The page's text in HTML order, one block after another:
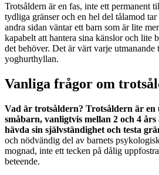
Trotsåldern är en fas, inte ett permanent
tydliga gränser och en hel del tålamod
andra sidan väntar ett barn som är lite
kapabelt att hantera sina känslor och lite
det behöver. Det är värt varje utmanande
yoghurthyllan.
Vanliga frågor om
Vad är trotsåldern? Trotsåldern är en
småbarn, vanligtvis mellan 2 och 4
hävda sin självständighet och testa
och nödvändig del av barnets
mognad, inte ett tecken på dålig
beteende.